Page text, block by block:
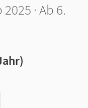
· Ab 6.